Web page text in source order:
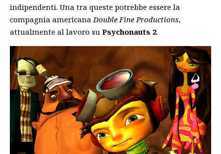
indipendenti. Una tra queste potrebbe essere la
compagnia americana Double Fine Productions,
attualmente al lavoro su Psychonauts 2.